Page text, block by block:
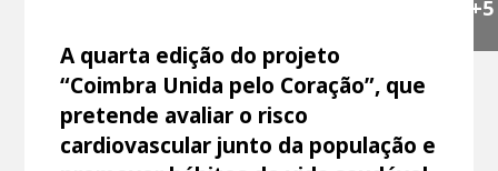
+5
A quarta edição do projeto
“Coimbra Unida pelo Coração”, que
pretende avaliar o risco
cardiovascular junto da população e